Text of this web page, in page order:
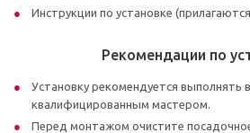
Инструкции по установке
Рекомендации по
Установку рекомендуется выполнять
квалифицированным мастером.
Перед монтажом очистите